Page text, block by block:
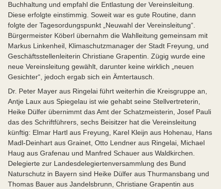
Buchhaltung und empfahl die Entlastung der Vereinsleitung.
Diese erfolgte einstimmig. Soweit war es gute Routine, dann
folgte der Tagesordungspunkt „Neuwahl der Vereinsleitung“.
Bürgermeister Köberl übernahm die Wahlleitung gemeinsam mit
Markus Linkenheil, Klimaschutzmanager der Stadt Freyung, und
Geschäftsstellenleiterin Christiane Grapentin. Zügig wurde eine
neue Vereinsleitung gewählt, darunter keine wirklich „neuen
Gesichter“, jedoch ergab sich ein Ämtertausch.
Dr. Peter Mayer aus Ringelai führt weiterhin die Kreisgruppe an,
Antje Laux aus Spiegelau ist wie gehabt seine Stellvertreterin,
Heike Dülfer übernimmt das Amt der Schatzmeisterin, Josef Pauli
das des Schriftführers, sechs Beisitzer hat die Vereinsleitung
künftig: Elmar Hartl aus Freyung, Karel Kleijn aus Hohenau, Hans
Madl-Deinhart aus Grainet, Otto Lendner aus Ringelai, Michael
Haug aus Grafenau und Manfred Schauer aus Waldkirchen.
Delegierte zur Landesdelegiertenversammlung des Bund
Naturschutz in Bayern sind Heike Dülfer aus Thurmansbang und
Thomas Bauer aus Jandelsbrunn, Christiane Grapentin aus